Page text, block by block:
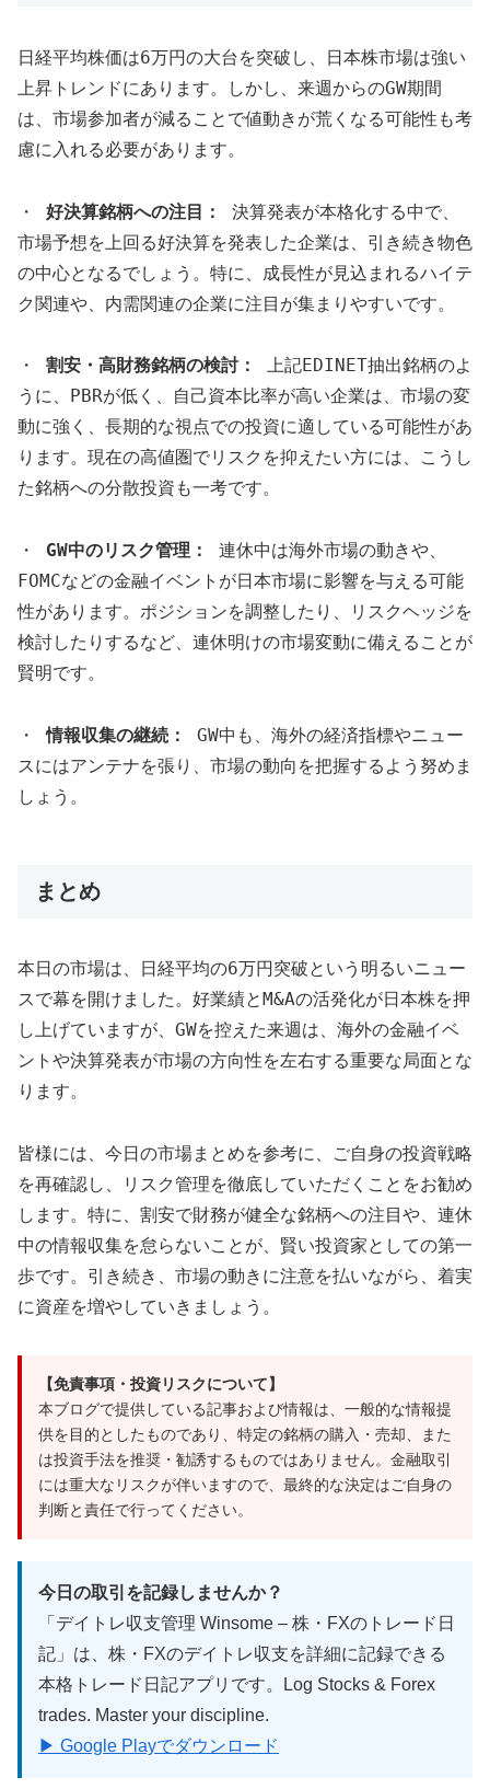
日経平均株価は6万円の大台を突破し、日本株市場は強い
上昇トレンドにあります。しかし、来週からのGW期間
は、市場参加者が減ることで値動きが荒くなる可能性も考
慮に入れる必要があります。
・ 好決算銘柄への注目：
決算発表が本格化する中で、
市場予想を上回る好決算を発表した企業は、引き続き物色
の中心となるでしょう。特に、成長性が見込まれるハイテ
ク関連や、内需関連の企業に注目が集まりやすいです。
・ 割安・高財務銘柄の検討：
上記EDINET抽出銘柄のよ
うに、PBRが低く、自己資本比率が高い企業は、市場の変
動に強く、長期的な視点での投資に適している可能性があ
ります。現在の高値圏でリスクを抑えたい方には、こうし
た銘柄への分散投資も一考です。
・ GW中のリスク管理：
連休中は海外市場の動きや、
FOMCなどの金融イベントが日本市場に影響を与える可能
性があります。ポジションを調整したり、リスクヘッジを
検討したりするなど、連休明けの市場変動に備えることが
賢明です。
・情報収集の継続：
GW中も、海外の経済指標やニュー
スにはアンテナを張り、市場の動向を把握するよう努めま
しょう。
まとめ
本日の市場は、日経平均の6万円突破という明るいニュー
スで幕を開けました。好業績とM&Aの活発化が日本株を押
し上げていますが、GWを控えた来週は、海外の金融イベ
ントや決算発表が市場の方向性を左右する重要な局面とな
ります。
皆様には、今日の市場まとめを参考に、ご自身の投資戦略
を再確認し、リスク管理を徹底していただくことをお勧め
します。特に、割安で財務が健全な銘柄への注目や、連休
中の情報収集を怠らないことが、賢い投資家としての第一
歩です。引き続き、市場の動きに注意を払いながら、着実
に資産を増やしていきましょう。
【免責事項・投資リスクについて】
本ブログで提供している記事および情報は、一般的な情報提
供を目的としたものであり、特定の銘柄の購入・売却、また
は投資手法を推奨・勧誘するものではありません。金融取引
には重大なリスクが伴いますので、最終的な決定はご自身の
判断と責任で行ってください。
今日の取引を記録しませんか？
「デイトレ収支管理 Winsome – 株・FXのトレード日
記」は、株・FXのデイトレ収支を詳細に記録できる
本格トレード日記アプリです。Log Stocks & Forex
trades. Master your discipline.
▶ Google Playでダウンロード